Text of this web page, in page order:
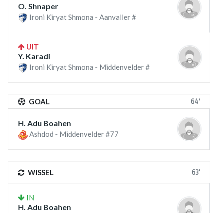
O. Shnaper
Ironi Kiryat Shmona - Aanvaller #
UIT
Y. Karadi
Ironi Kiryat Shmona - Middenvelder #
GOAL 64'
H. Adu Boahen
Ashdod - Middenvelder #77
WISSEL 63'
IN
H. Adu Boahen